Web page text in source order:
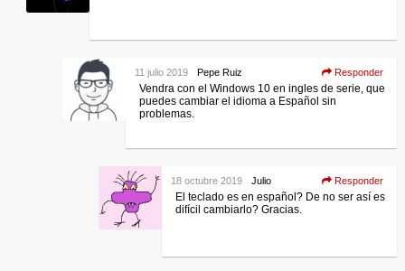
Pepe Ruiz
11 julio 2019 Responder
Vendra con el Windows 10 en ingles de serie, que
puedes cambiar el idioma a Español sin
problemas.
Julio
18 octubre 2019 Responder
El teclado es en español? De no ser así es
difícil cambiarlo? Gracias.